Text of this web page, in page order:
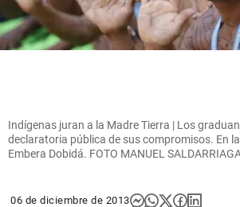
Indígenas juran a la Madre Tierra | Los
declaratoria pública de sus compromisos. En
Embera Dobidá. FOTO MANUEL
06 de diciembre de 2013